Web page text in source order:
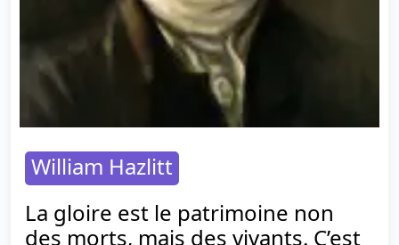
William Hazlitt
La gloire est le patrimoine non
des morts, mais des vivants. C’est